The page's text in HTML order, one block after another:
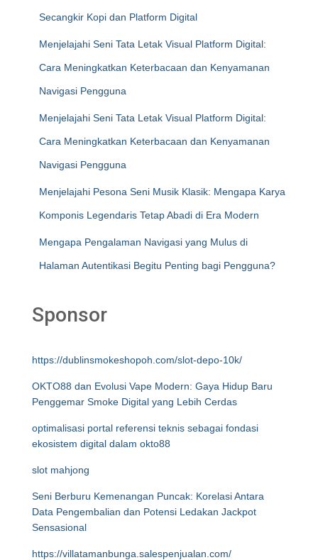
Secangkir Kopi dan Platform Digital
Menjelajahi Seni Tata Letak Visual Platform Digital:
Cara Meningkatkan Keterbacaan dan Kenyamanan
Navigasi Pengguna
Menjelajahi Seni Tata Letak Visual Platform Digital:
Cara Meningkatkan Keterbacaan dan Kenyamanan
Navigasi Pengguna
Menjelajahi Pesona Seni Musik Klasik: Mengapa Karya
Komponis Legendaris Tetap Abadi di Era Modern
Mengapa Pengalaman Navigasi yang Mulus di
Halaman Autentikasi Begitu Penting bagi Pengguna?
Sponsor
https://dublinsmokeshopoh.com/slot-depo-10k/
OKTO88 dan Evolusi Vape Modern: Gaya Hidup Baru
Penggemar Smoke Digital yang Lebih Cerdas
optimalisasi portal referensi teknis sebagai fondasi
ekosistem digital dalam okto88
slot mahjong
Seni Berburu Kemenangan Puncak: Korelasi Antara
Data Pengembalian dan Potensi Ledakan Jackpot
Sensasional
https://villatamanbunga.salespenjualan.com/